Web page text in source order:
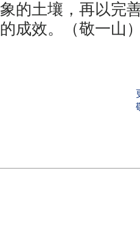
象的土壤，再以完
的成效。（敬一山）